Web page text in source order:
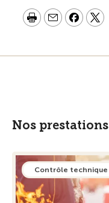
Nos prestations
Contrôle technique